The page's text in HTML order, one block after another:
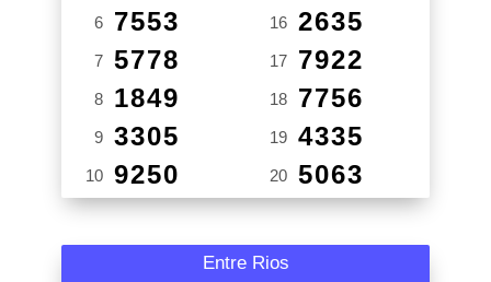
6 7553
7 5778
8 1849
9 3305
10 9250
16 2635
17 7922
18 7756
19 4335
20 5063
Entre Rios